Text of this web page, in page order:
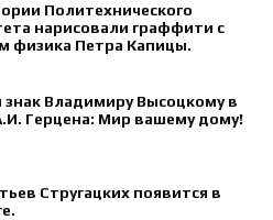
Политехнического
нарисовали граффити с
физика Петра Капицы.
Владимиру Высоцкому в
Герцена: Мир вашему дому!
Стругацких появится в